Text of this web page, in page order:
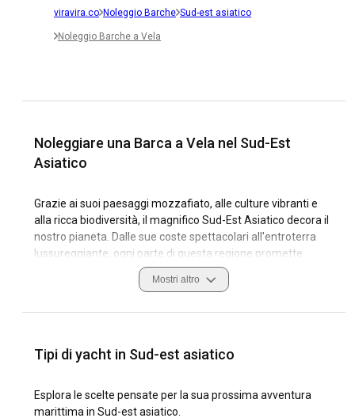
viravira.co Noleggio Barche Sud-est asiatico
Noleggio Barche a Vela
Noleggiare una Barca a Vela nel Sud-Est
Asiatico
Grazie ai suoi paesaggi mozzafiato, alle culture vibranti e
alla ricca biodiversità, il magnifico Sud-Est Asiatico decora il
nostro pianeta. Dalle sue coste spettacolari all'entroterra
lussureggiante, ogni parte di questa regione promette
un'esperienza di viaggio unica. Il Sud-Est Asiatico esercita
un grande fascino sugli appassionati di avventura, in
mix di culture, ti lasceranno a bocca aperta. Allora perché
bellezza rigogliosa? Con il vento come guida, naviga oltre
Mostri altro
Tipi di yacht in Sud-est asiatico
Esplora le scelte pensate per la sua prossima avventura
marittima in Sud-est asiatico.